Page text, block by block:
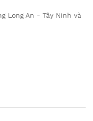
Long An - Tây Ninh và